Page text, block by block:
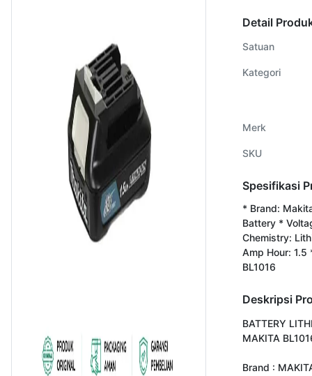
Detail
Satuan
Kategori
Merk
SKU
Spesifikasi
* Brand:
Battery *
Chemistry:
Amp Hour: 1.5
BL1016
Deskripsi
BATTERY
MAKITA
Brand :